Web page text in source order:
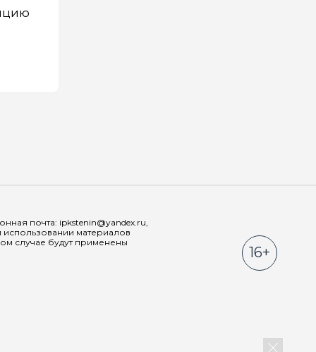
почта: ipkstenin@yandex.ru,
материалов
случае будут применены
16+